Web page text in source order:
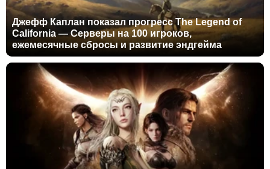
Джефф Каплан показал прогресс The Legend of
California — Серверы на 100 игроков,
ежемесячные сбросы и развитие эндгейма